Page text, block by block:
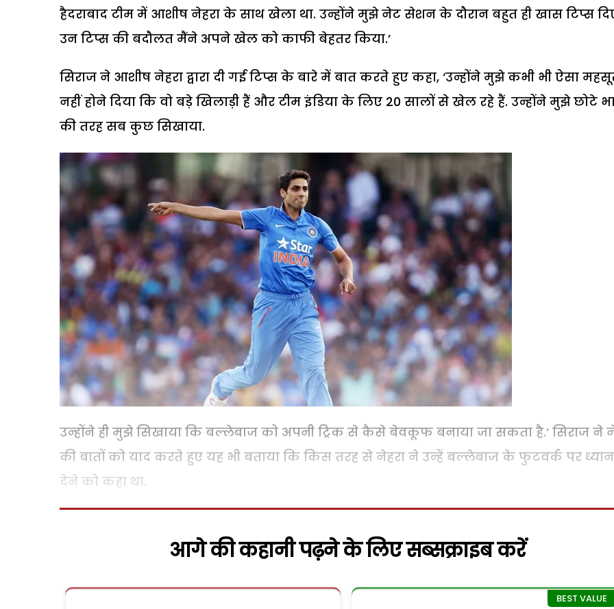
हैदराबाद टीम में आशीष नेहरा के साथ खेला था. उन्होंने मुझे नेट सेशन के दौरान बहुत ही खास टिप्स
उन टिप्स की बदौलत मैंने अपने खेल को काफी बेहतर किया.’
सिराज ने आशीष नेहरा द्वारा दी गई टिप्स के बारे में बात करते हुए कहा, ‘उन्होंने मुझे कभी भी ऐसा
नहीं होने दिया कि वो बड़े खिलाड़ी हैं और टीम इंडिया के लिए 20 सालों से खेल रहे हैं. उन्होंने मुझे छोटे
की तरह सब कुछ सिखाया.
उन्होंने ही मुझे सिखाया कि बल्लेबाज को अपनी ट्रिक से कैसे बेवकूफ बनाया जा सकता है.’ सिराज ने
की बातों को याद करते हुए यह भी बताया कि किस तरह से नेहरा ने उन्हें बल्लेबाज के फुटवर्क पर ध्यान
देने को कहा था.
आगे की कहानी पढ़ने के लिए सब्सक्राइब करें